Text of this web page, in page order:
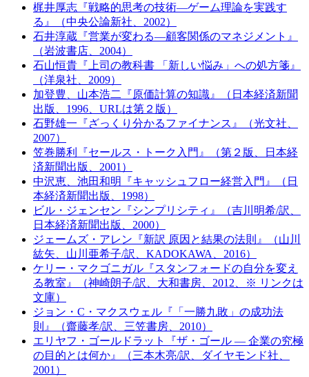
梶井厚志『戦略的思考の技術―ゲーム理論を実践す
る』（中央公論新社、2002）
石井淳蔵『営業が変わる―顧客関係のマネジメント』
（岩波書店、2004）
石山恒貴『上司の教科書 「新しい悩み」への処方箋』
（洋泉社、2009）
加登豊、山本浩二『原価計算の知識』（日本経済新聞
出版、1996、URLは第２版）
石野雄一『ざっくり分かるファイナンス』（光文社、
2007）
笠巻勝利『セールス・トーク入門』（第２版、日本経
済新聞出版、2001）
中沢恵、池田和明『キャッシュフロー経営入門』（日
本経済新聞出版、1998）
ビル・ジェンセン『シンプリシティ』（吉川明希/訳、
日本経済新聞出版、2000）
ジェームズ・アレン『新訳 原因と結果の法則』（山川
紘矢、山川亜希子/訳、KADOKAWA、2016）
ケリー・マクゴニガル『スタンフォードの自分を変え
る教室』（神崎朗子/訳、大和書房、2012、※ リンクは
文庫）
ジョン・C・マクスウェル『「一勝九敗」の成功法
則』（齋藤孝/訳、三笠書房、2010）
エリヤフ・ゴールドラット『ザ・ゴール ― 企業の究極
の目的とは何か』（三本木亮/訳、ダイヤモンド社、
2001）